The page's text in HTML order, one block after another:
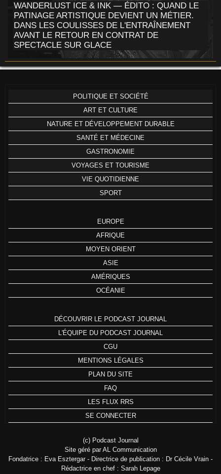
WANDERLUST ICE & INK — ÉDITO : QUAND LE
PATINAGE ARTISTIQUE DEVIENT UN MÉTIER.
DANS LES COULISSES DE L'ENTRAÎNEMENT
AVANT LE RETOUR EN CONTRAT DE
SPECTACLE SUR GLACE
POLITIQUE ET SOCIÉTÉ
ART ET CULTURE
NATURE ET DÉVELOPPEMENT DURABLE
SANTÉ ET MÉDECINE
GASTRONOMIE
VOYAGES ET TOURISME
VIE QUOTIDIENNE
SPORT
EUROPE
AFRIQUE
MOYEN ORIENT
ASIE
AMÉRIQUES
OCÉANIE
DÉCOUVRIR LE PODCAST JOURNAL
L'ÉQUIPE DU PODCAST JOURNAL
CGU
MENTIONS LÉGALES
PLAN DU SITE
FAQ
LES FLUX RRS
SE CONNECTER
(c) Podcast Journal
Site géré par AL Communication
Fondatrice : Eva Esztergar - Directrice de publication : Dr Cécile Vrain -
Rédactrice en chef : Sarah Lepage